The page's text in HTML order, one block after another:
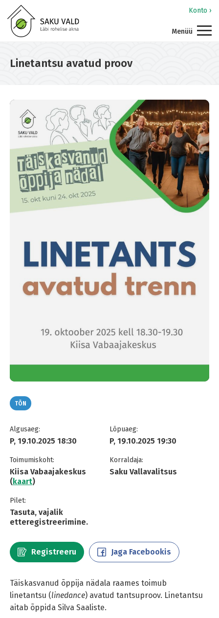
Konto ›
Menüü
Linetantsu avatud proov
TÕN
Algusaeg:
P, 19.10.2025 18:30
Lõpuaeg:
P, 19.10.2025 19:30
Toimumiskoht:
Kiisa Vabaajakeskus
(kaart)
Korraldaja:
Saku Vallavalitsus
Pilet:
Tasuta, vajalik
etteregistreerimine.
Registreeru Jaga Facebookis
Täiskasvanud õppija nädala raames toimub
linetantsu (linedance) avatud tantsuproov. Linetantsu
aitab õppida Silva Saaliste.